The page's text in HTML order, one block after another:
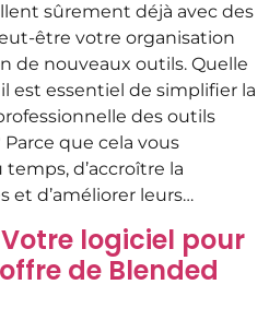
sûrement déjà avec des
être votre organisation
de nouveaux outils. Quelle
est essentiel de simplifier la
des outils
que cela vous
d’accroître la
et d’améliorer leurs…
logiciel pour
de Blended